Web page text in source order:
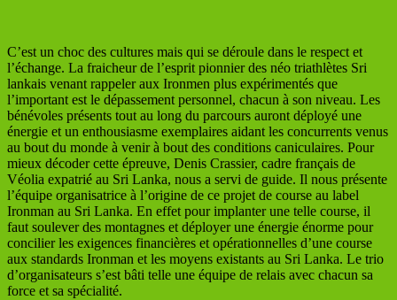
C’est un choc des cultures mais qui se déroule dans le respect et
l’échange. La fraicheur de l’esprit pionnier des néo triathlètes Sri
lankais venant rappeler aux Ironmen plus expérimentés que
l’important est le dépassement personnel, chacun à son niveau. Les
bénévoles présents tout au long du parcours auront déployé une
énergie et un enthousiasme exemplaires aidant les concurrents venus
au bout du monde à venir à bout des conditions caniculaires. Pour
mieux décoder cette épreuve, Denis Crassier, cadre français de
Véolia expatrié au Sri Lanka, nous a servi de guide. Il nous présente
l’équipe organisatrice à l’origine de ce projet de course au label
Ironman au Sri Lanka. En effet pour implanter une telle course, il
faut soulever des montagnes et déployer une énergie énorme pour
concilier les exigences financières et opérationnelles d’une course
aux standards Ironman et les moyens existants au Sri Lanka. Le trio
d’organisateurs s’est bâti telle une équipe de relais avec chacun sa
force et sa spécialité.